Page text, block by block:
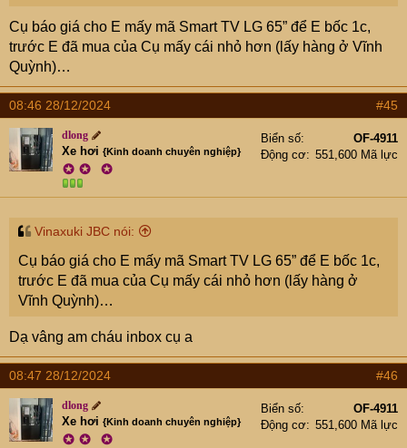
Cụ báo giá cho E mấy mã Smart TV LG 65” để E bốc 1c,
trước E đã mua của Cụ mấy cái nhỏ hơn (lấy hàng ở Vĩnh
Quỳnh)…
08:46 28/12/2024 #45
dlong
Xe hơi {Kinh doanh chuyên nghiệp}
✪ ✪ ✪
Biển số
OF-4911
Động cơ
551,600 Mã lực
Vinaxuki JBC nói:
Cụ báo giá cho E mấy mã Smart TV LG 65” để E bốc 1c,
trước E đã mua của Cụ mấy cái nhỏ hơn (lấy hàng ở
Vĩnh Quỳnh)…
Dạ vâng am cháu inbox cụ a
08:47 28/12/2024 #46
dlong
Xe hơi {Kinh doanh chuyên nghiệp}
✪ ✪ ✪
Biển số
OF-4911
Động cơ
551,600 Mã lực